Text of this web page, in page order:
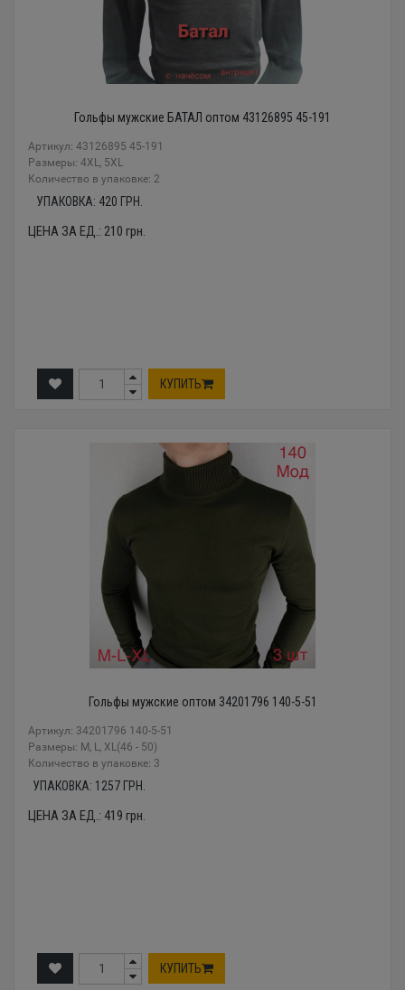
Гольфы мужские БАТАЛ оптом 43126895 45-191
Артикул: 43126895 45-191
Размеры: 4XL, 5XL
Количество в упаковке: 2
УПАКОВКА: 420 ГРН.
ЦЕНА ЗА ЕД.: 210 грн.
КУПИТЬ
Гольфы мужские оптом 34201796 140-5-51
Артикул: 34201796 140-5-51
Размеры: M, L, XL(46 - 50)
Количество в упаковке: 3
УПАКОВКА: 1257 ГРН.
ЦЕНА ЗА ЕД.: 419 грн.
КУПИТЬ